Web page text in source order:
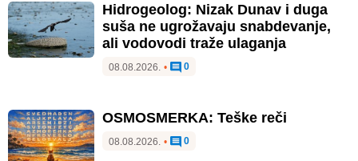
Hidrogeolog: Nizak Dunav i duga
suša ne ugrožavaju snabdevanje,
ali vodovodi traže ulaganja
08.08.2026. • 0
OSMOSMERKA: Teške reči
08.08.2026. • 0